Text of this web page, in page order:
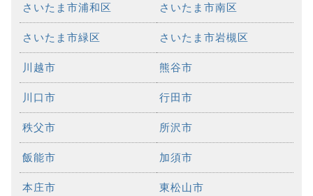
さいたま市浦和区 さいたま市南区
さいたま市緑区 さいたま市岩槻区
川越市 熊谷市
川口市 行田市
秩父市 所沢市
飯能市 加須市
本庄市 東松山市